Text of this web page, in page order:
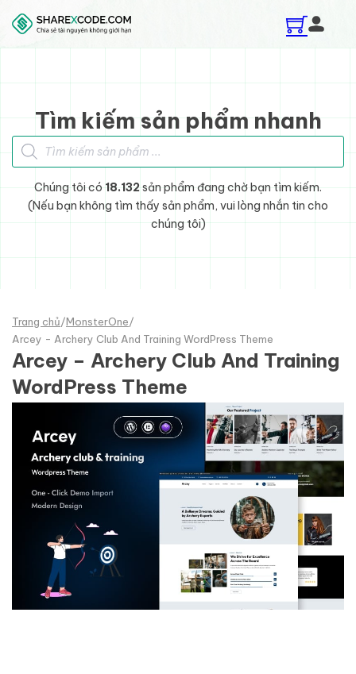
Skip to main content
Skip to footer
Tìm kiếm sản phẩm nhanh
Tìm kiếm sản phẩm
Chúng tôi có 18.132sản phẩm đang chờ bạn tìm kiếm.
(Nếu bạn không tìm thấy sản phẩm, vui lòng nhắn tin cho
chúng tôi)
Trang chủ/MonsterOne/
Arcey - Archery Club And Training WordPress Theme
Arcey – Archery Club And Training
WordPress Theme